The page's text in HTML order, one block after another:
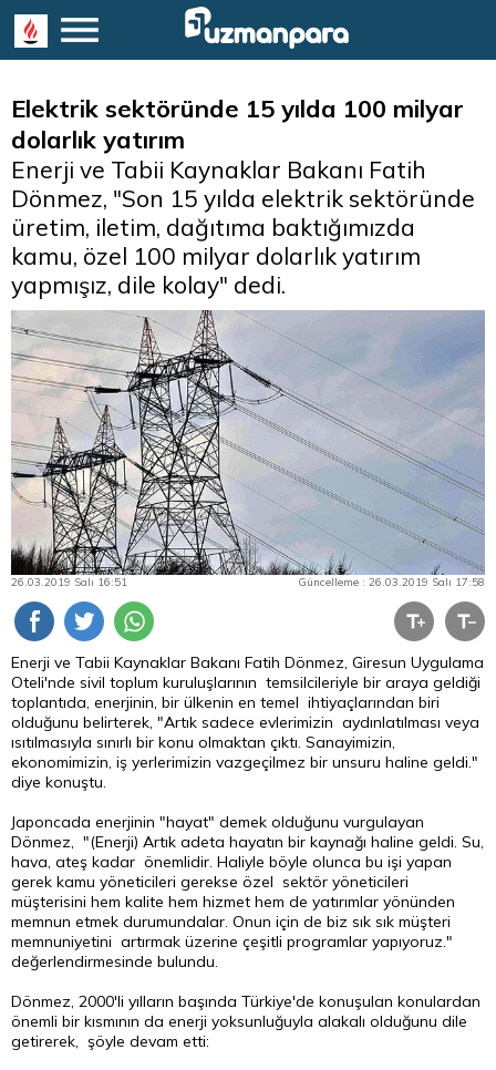
Elektrik sektöründe 15 yılda 100 milyar
dolarlık yatırım
Enerji ve Tabii Kaynaklar Bakanı Fatih
Dönmez, "Son 15 yılda elektrik sektöründe
üretim, iletim, dağıtıma baktığımızda
kamu, özel 100 milyar dolarlık yatırım
yapmışız, dile kolay" dedi.
26.03.2019 Salı 16:51 Güncelleme : 26.03.2019 Salı 17:58
Enerji ve Tabii Kaynaklar Bakanı Fatih Dönmez, Giresun Uygulama
Oteli'nde sivil toplum kuruluşlarının temsilcileriyle bir araya geldiği
toplantıda, enerjinin, bir ülkenin en temel ihtiyaçlarından biri
olduğunu belirterek, "Artık sadece evlerimizin aydınlatılması veya
ısıtılmasıyla sınırlı bir konu olmaktan çıktı. Sanayimizin,
ekonomimizin, iş yerlerimizin vazgeçilmez bir unsuru haline geldi."
diye konuştu.
Japoncada enerjinin "hayat" demek olduğunu vurgulayan
Dönmez, "(Enerji) Artık adeta hayatın bir kaynağı haline geldi. Su,
hava, ateş kadar önemlidir. Haliyle böyle olunca bu işi yapan
gerek kamu yöneticileri gerekse özel sektör yöneticileri
müşterisini hem kalite hem hizmet hem de yatırımlar yönünden
memnun etmek durumundalar. Onun için de biz sık sık müşteri
memnuniyetini artırmak üzerine çeşitli programlar yapıyoruz."
değerlendirmesinde bulundu.
Dönmez, 2000'li yılların başında Türkiye'de konuşulan konulardan
önemli bir kısmının da enerji yoksunluğuyla alakalı olduğunu dile
getirerek, şöyle devam etti: